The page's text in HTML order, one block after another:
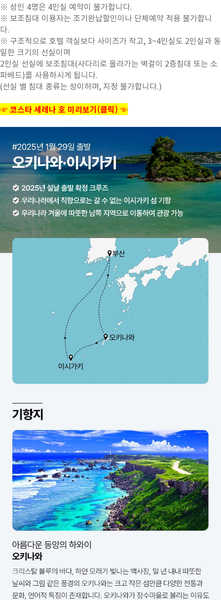
※ 성인 4명은 4인실 예약이 불가합니다.
※ 보조침대 이용자는 조기완납할인이나 단체예약 적용 불가합니
다.
※ 구조적으로 호텔 객실보다 사이즈가 작고, 3~4인실도 2인실과 동
일한 크기의 선실이며
2인실 선실에 보조침대(사다리로 올라가는 벽걸이 2층침대 또는 소
파베드)를 사용하시게 됩니다.
(선실 별 침대 종류는 상이하며, 지정 불가합니다.)
☞코스타 세레나 호 미리보기(클릭) ☜